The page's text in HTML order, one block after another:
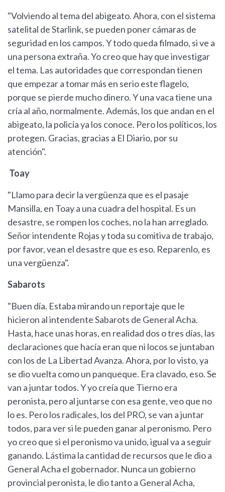
"Volviendo al tema del abigeato. Ahora, con el sistema
satelital de Starlink, se pueden poner cámaras de
seguridad en los campos. Y todo queda filmado, si ve a
una persona extraña. Yo creo que hay que investigar
el tema. Las autoridades que correspondan tienen
que empezar a tomar más en serio este flagelo,
porque se pierde mucho dinero. Y una vaca tiene una
cría al año, normalmente. Además, los que andan en el
abigeato, la policía ya los conoce. Pero los políticos, los
protegen. Gracias, gracias a El Diario, por su
atención".
Toay
"Llamo para decir la vergüenza que es el pasaje
Mansilla, en Toay a una cuadra del hospital. Es un
desastre, se rompen los coches, no la han arreglado.
Señor intendente Rojas y toda su comitiva de trabajo,
por favor, vean el desastre que es eso. Reparenlo, es
una vergüenza".
Sabarots
"Buen día. Estaba mirando un reportaje que le
hicieron al intendente Sabarots de General Acha.
Hasta, hace unas horas, en realidad dos o tres días, las
declaraciones que hacía eran que ni locos se juntaban
con los de La Libertad Avanza. Ahora, por lo visto, ya
se dio vuelta como un panqueque. Era clavado, eso. Se
van a juntar todos. Y yo creía que Tierno era
peronista, pero al juntarse con esa gente, veo que no
lo es. Pero los radicales, los del PRO, se van a juntar
todos, para ver si le pueden ganar al peronismo. Pero
yo creo que si el peronismo va unido, igual va a seguir
ganando. Lástima la cantidad de recursos que le dio a
General Acha el gobernador. Nunca un gobierno
provincial peronista, le dio tanto a General Acha,